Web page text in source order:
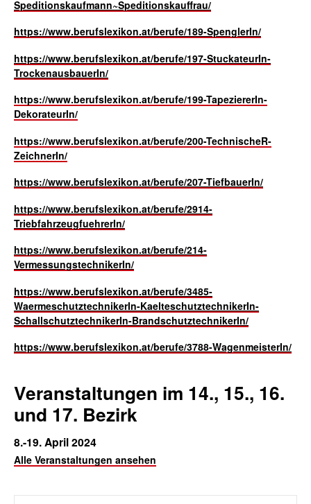
Speditionskaufmann~Speditionskauffrau/
https://www.berufslexikon.at/berufe/189-SpenglerIn/
https://www.berufslexikon.at/berufe/197-StuckateurIn-
TrockenausbauerIn/
https://www.berufslexikon.at/berufe/199-TapeziererIn-
DekorateurIn/
https://www.berufslexikon.at/berufe/200-TechnischeR-
ZeichnerIn/
https://www.berufslexikon.at/berufe/207-TiefbauerIn/
https://www.berufslexikon.at/berufe/2914-
TriebfahrzeugfuehrerIn/
https://www.berufslexikon.at/berufe/214-
VermessungstechnikerIn/
https://www.berufslexikon.at/berufe/3485-
WaermeschutztechnikerIn-KaelteschutztechnikerIn-
SchallschutztechnikerIn-BrandschutztechnikerIn/
https://www.berufslexikon.at/berufe/3788-WagenmeisterIn/
Veranstaltungen im 14., 15., 16.
und 17. Bezirk
8.-19. April 2024
Alle Veranstaltungen ansehen